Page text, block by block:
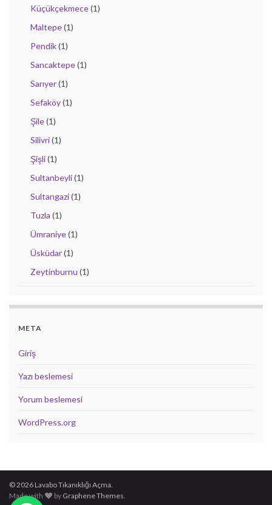
Küçükçekmece(1)
Maltepe(1)
Pendik(1)
Sancaktepe(1)
Sarıyer(1)
Sefaköy(1)
Şile(1)
Silivri(1)
Şişli(1)
Sultanbeyli(1)
Sultangazi(1)
Tuzla (1)
Ümraniye(1)
Üsküdar(1)
Zeytinburnu (1)
META
Giriş
Yazı beslemesi
Yorum beslemesi
WordPress.org
© 2026 Lavabo Tıkanıklığı Açma.
Made with
by Graphene Themes